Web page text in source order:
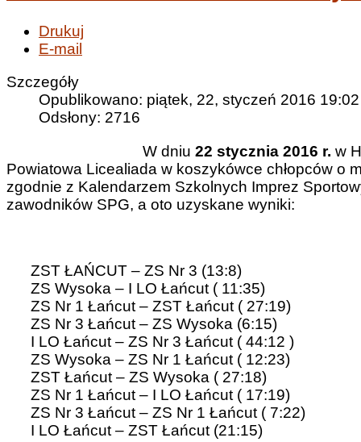
Drukuj
E-mail
Szczegóły
Opublikowano: piątek, 22, styczeń 2016 19:02
Odsłony: 2716
W dniu 22 stycznia 2016 r. w
Powiatowa Licealiada w koszykówce chłopców o
zgodnie z Kalendarzem Szkolnych Imprez
zawodników SPG, a oto uzyskane wyniki:
ZST ŁAŃCUT – ZS Nr 3 (13:8)
ZS Wysoka – I LO Łańcut ( 11:35)
ZS Nr 1 Łańcut – ZST Łańcut ( 27:19)
ZS Nr 3 Łańcut – ZS Wysoka (6:15)
I LO Łańcut – ZS Nr 3 Łańcut ( 44:12 )
ZS Wysoka – ZS Nr 1 Łańcut ( 12:23)
ZST Łańcut – ZS Wysoka ( 27:18)
ZS Nr 1 Łańcut – I LO Łańcut ( 17:19)
ZS Nr 3 Łańcut – ZS Nr 1 Łańcut ( 7:22)
I LO Łańcut – ZST Łańcut (21:15)